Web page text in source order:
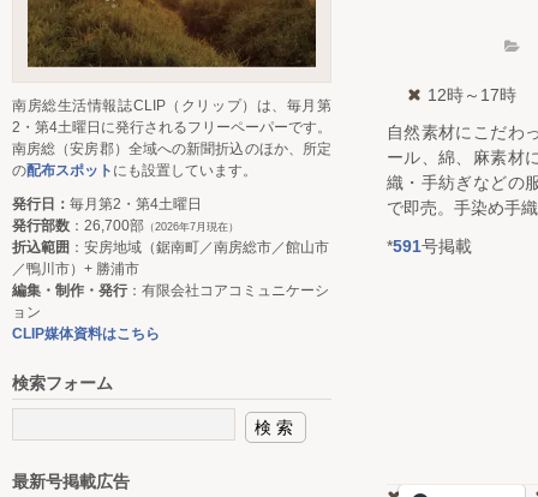
12時～17時
自然素材にこだわ
ール、綿、麻素材
織・手紡ぎなどの
で即売。手染め手
*591号掲載
南房総生活情報誌CLIP（クリップ）は、毎月第
2・第4土曜日に発行されるフリーペーパーです。
南房総（安房郡）全域への新聞折込のほか、所定
の配布スポット にも設置しています。
発行日： 毎月第2・第4土曜日
発行部数 ：26,700部 （2026年7月現在）
折込範囲 ：安房地域（鋸南町／南房総市／館山市
／鴨川市）+ 勝浦市
編集・制作・発行：有限会社コアコミュニケーシ
ョン
CLIP媒体資料はこちら
検索フォーム
最新号掲載広告